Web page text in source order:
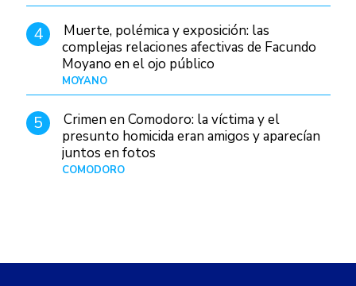
4
Muerte, polémica y exposición: las
complejas relaciones afectivas de Facundo
Moyano en el ojo público
MOYANO
5
Crimen en Comodoro: la víctima y el
presunto homicida eran amigos y aparecían
juntos en fotos
COMODORO